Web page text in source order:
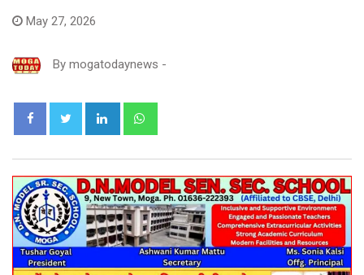
May 27, 2026
By mogatodaynews -
LinkedIn